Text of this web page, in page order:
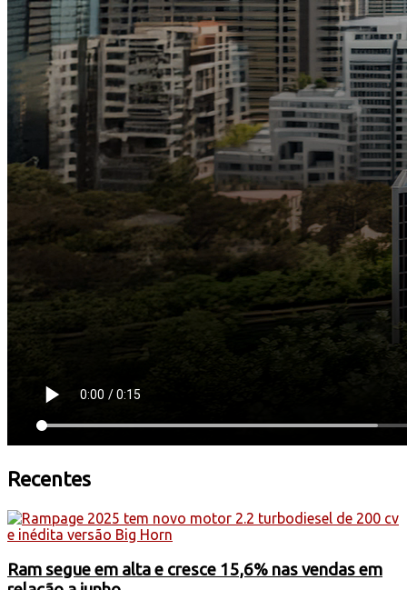
Recentes
Ram segue em alta e cresce 15,6% nas vendas em